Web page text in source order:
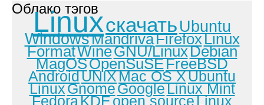
Облако тэгов
Linuxскачать Ubuntu
WindowsMandrivaFirefoxLinux
FormatWineGNU/LinuxDebian
MagOSOpenSuSEFreeBSD
AndroidUNIXMac OS XUbuntu
LinuxGnomeGoogleLinux Mint
FedoraKDEopen sourceLinux